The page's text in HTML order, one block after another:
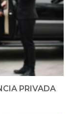
PRIVADA